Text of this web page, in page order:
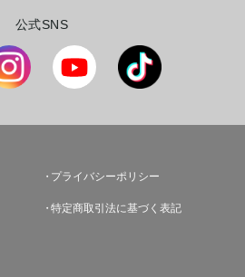
公式SNS
プライバシーポリシー
特定商取引法に基づく表記